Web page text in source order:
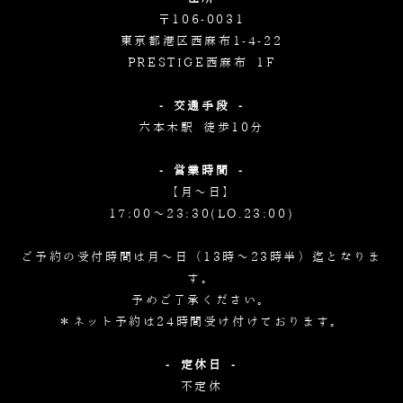
〒106-0031
東京都港区西麻布1-4-22
PRESTIGE西麻布 1F
- 交通手段 -
六本木駅 徒歩10分
- 営業時間 -
【月～日】
17:00～23:30(LO.23:00)
ご予約の受付時間は月～日（13時～23時半）迄となりま
す。
予めご了承ください。
＊ネット予約は24時間受け付けております。
- 定休日 -
不定休